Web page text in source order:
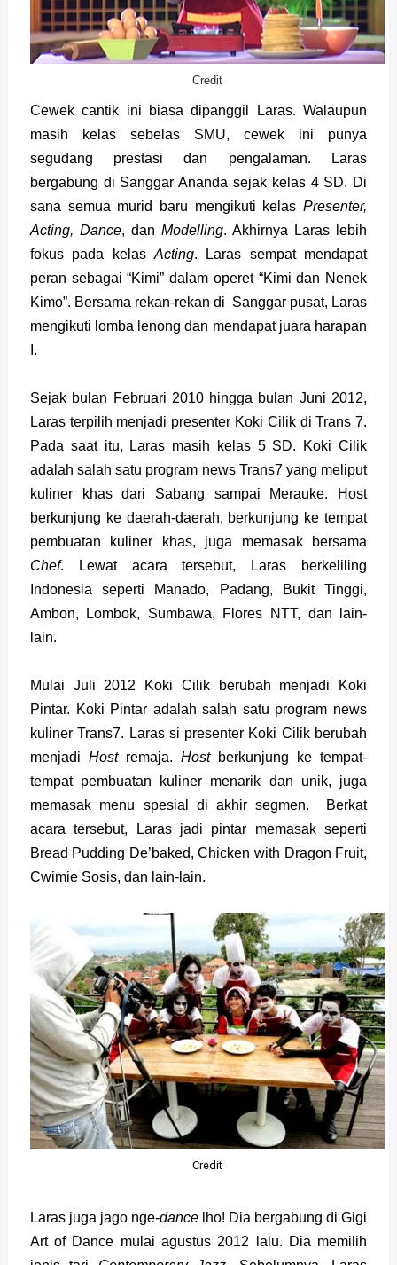
Credit
Cewek cantik ini biasa dipanggil Laras. Walaupun
masih kelas sebelas SMU, cewek ini punya
segudang prestasi dan pengalaman. Laras
bergabung di Sanggar Ananda sejak kelas 4 SD. Di
sana semua murid baru mengikuti kelasPresenter,
Acting, Dance, dan Modelling. Akhirnya Laras lebih
fokus pada kelas Acting. Laras sempat mendapat
peran sebagai “Kimi” dalam operet “Kimi dan Nenek
Kimo”. Bersama rekan-rekan di Sanggar pusat, Laras
mengikuti lomba lenong dan mendapat juara harapan
I.
Sejak bulan Februari 2010 hingga bulan Juni 2012,
Laras terpilih menjadi presenter Koki Cilik di Trans 7.
Pada saat itu, Laras masih kelas 5 SD. Koki Cilik
adalah salah satu program news Trans7 yang meliput
kuliner khas dari Sabang sampai Merauke. Host
berkunjung ke daerah-daerah, berkunjung ke tempat
pembuatan kuliner khas, juga memasak bersama
Chef. Lewat acara tersebut, Laras berkeliling
Indonesia seperti Manado, Padang, Bukit Tinggi,
Ambon, Lombok, Sumbawa, Flores NTT, dan lain-
lain.
Mulai Juli 2012 Koki Cilik berubah menjadi Koki
Pintar. Koki Pintar adalah salah satu program news
kuliner Trans7. Laras si presenter Koki Cilik berubah
menjadi Hostremaja. Hostberkunjung ke tempat-
tempat pembuatan kuliner menarik dan unik, juga
memasak menu spesial di akhir segmen. Berkat
acara tersebut, Laras jadi pintar memasak seperti
Bread Pudding De’baked, Chicken with Dragon Fruit,
Cwimie Sosis, dan lain-lain.
Credit
Laras juga jago nge-dancelho! Dia bergabung di Gigi
Art of Dance mulai agustus 2012 lalu. Dia memilih